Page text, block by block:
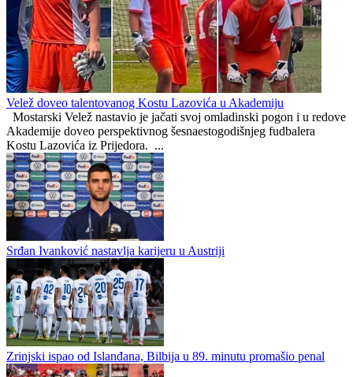
Juniori Slavije bolji od gostiju iz Hadžića, poraz kadeta
Hercegovačko-neretvanski kanton
0 0
Velež doveo talentovanog Kostu Lazovića u Akademiju
Mostarski Velež nastavio je jačati svoj omladinski pogon i u redove
Akademije doveo perspektivnog šesnaestogodišnjeg fudbalera
Kostu Lazovića iz Prijedora. ...